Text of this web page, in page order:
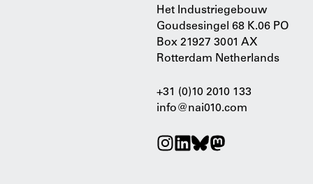
Het Industriegebouw
Goudsesingel 68 K.06 PO
Box 21927 3001 AX
Rotterdam Netherlands
+31 (0)10 2010 133
info@nai010.com